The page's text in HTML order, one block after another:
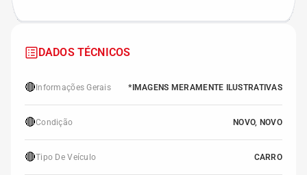
DADOS TÉCNICOS
🔴 Informações Gerais *IMAGENS MERAMENTE ILUSTRATIVAS
🔴Condição NOVO, NOVO
🔴Tipo De Veículo CARRO